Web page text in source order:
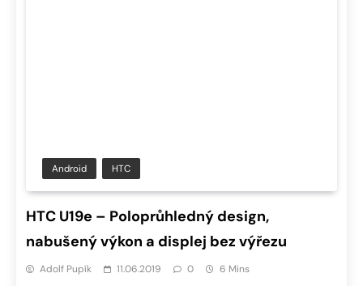
Android HTC
HTC U19e – Poloprůhledný design,
nabušený výkon a displej bez výřezu
Adolf Pupík 11.06.2019 0 6 Mins